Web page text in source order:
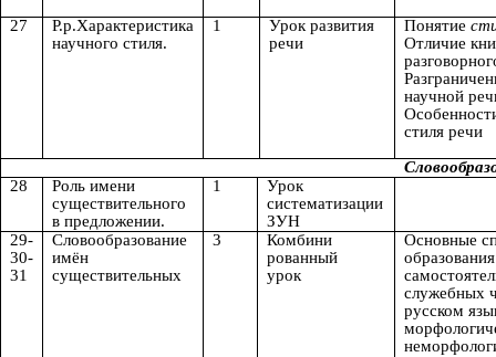
27
Р.р.Характеристика
научного стиля.
1
Урок развития
речи
Понятие
Отличие
научной
стиля речи
Словообразование и
28
Роль имени
существительного
в предложении.
1
Урок
систематизации
ЗУН
29-
30-
31
Словообразование
имён
существительных
3
Комбини
рованный
урок
Основные
образования
служебных
русском